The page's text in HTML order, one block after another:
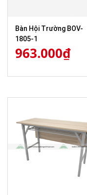
Bàn Hội Trường BOV-
1805-1
963.000₫